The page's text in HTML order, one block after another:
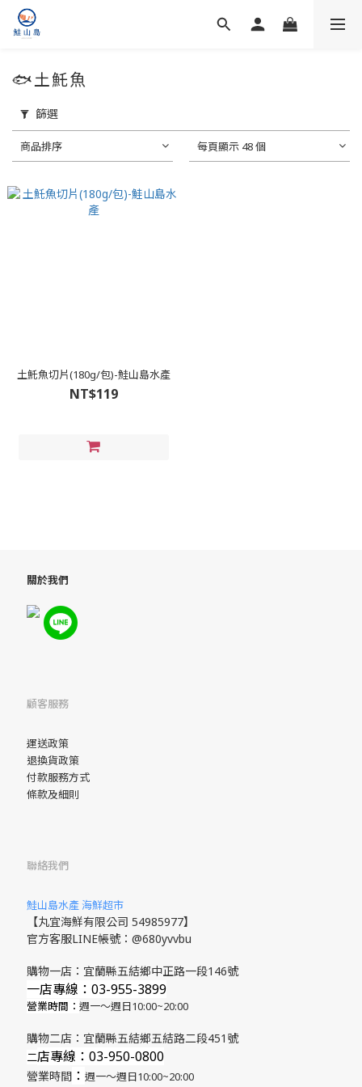
🐟土魠魚
篩選
商品排序 每頁顯示 48 個
土魠魚切片(180g/包)-鮭山島水產
NT$119
關於我們
顧客服務
運送政策
退換貨政策
付款服務方式
條款及細則
聯絡我們
鮭山島水產 海鮮超市
【丸宜海鮮有限公司 54985977】
官方客服LINE帳號：@680yvvbu
購物一店：宜蘭縣五結鄉中正路一段146號
一店專線：03-955-3899
營業時間： 週一～週日10:00~20:00
購物二店：宜蘭縣五結鄉五結路二段451號
​二店專線 ：03-950-0800
營業時間 ： 週一～週日10:00~20:00